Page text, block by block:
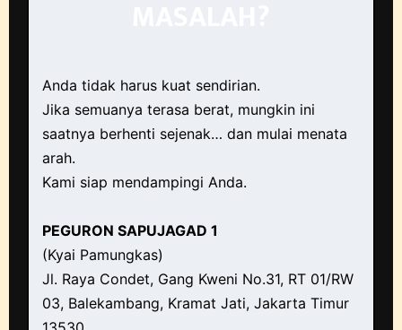
Anda tidak harus kuat sendirian.
Jika semuanya terasa berat, mungkin ini
saatnya berhenti sejenak… dan mulai menata
arah.
Kami siap mendampingi Anda.
PEGURON SAPUJAGAD 1
(Kyai Pamungkas)
Jl. Raya Condet, Gang Kweni No.31, RT 01/RW
03, Balekambang, Kramat Jati, Jakarta Timur